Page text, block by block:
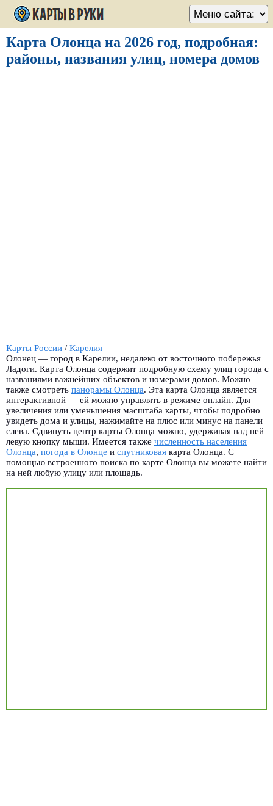
Карта Олонца на 2026 год, подробная:
районы, названия улиц, номера домов
Карты России / Карелия
Олонец — город в Карелии, недалеко от восточного побережья
Ладоги. Карта Олонца содержит подробную схему улиц города с
названиями важнейших объектов и номерами домов. Можно
также смотреть панорамы Олонца. Эта карта Олонца является
интерактивной — ей можно управлять в режиме онлайн. Для
увеличения или уменьшения масштаба карты, чтобы подробно
увидеть дома и улицы, нажимайте на плюс или минус на панели
слева. Сдвинуть центр карты Олонца можно, удерживая над ней
левую кнопку мыши. Имеется также численность населения
Олонца, погода в Олонце и спутниковая карта Олонца. С
помощью встроенного поиска по карте Олонца вы можете найти
на ней любую улицу или площадь.